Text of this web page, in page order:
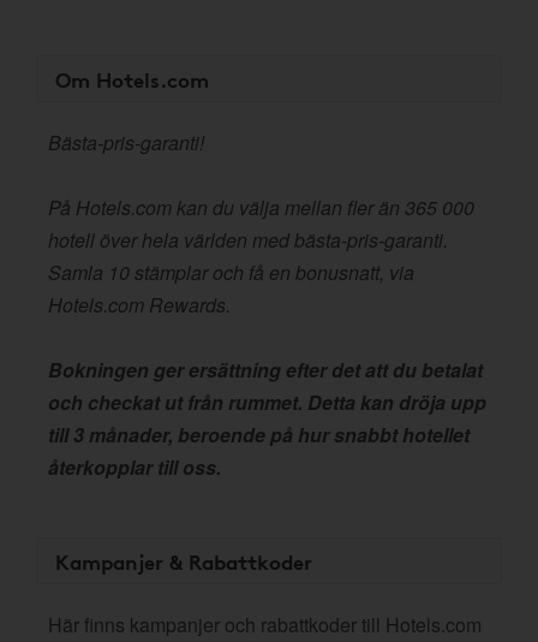
Om Hotels.com
Bästa-pris-garanti!
På Hotels.com kan du välja mellan fler än 365 000
hotell över hela världen med bästa-pris-garanti.
Samla 10 stämplar och få en bonusnatt, via
Hotels.com Rewards.
Bokningen ger ersättning efter det att du betalat
och checkat ut från rummet. Detta kan dröja upp
till 3 månader, beroende på hur snabbt hotellet
återkopplar till oss.
Kampanjer & Rabattkoder
Här finns kampanjer och rabattkoder till Hotels.com